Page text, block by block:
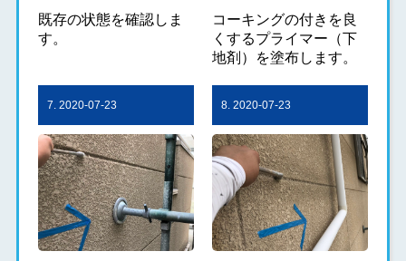
既存の状態を確認しま
す。
コーキングの付きを良
くするプライマー（下
地剤）を塗布します。
7. 2020-07-23 8. 2020-07-23